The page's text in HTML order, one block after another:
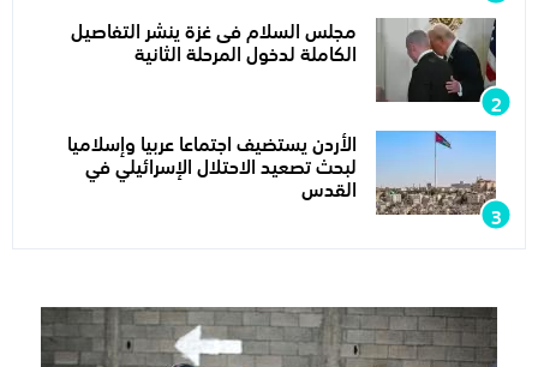
مجلس السلام فى غزة ينشر التفاصيل
الكاملة لدخول المرحلة الثانية
الأردن يستضيف اجتماعا عربيا وإسلاميا
لبحث تصعيد الاحتلال الإسرائيلي في
القدس